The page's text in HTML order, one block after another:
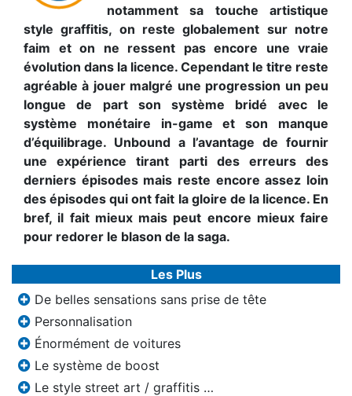
notamment sa touche artistique
style graffitis, on reste globalement sur notre
faim et on ne ressent pas encore une vraie
évolution dans la licence. Cependant le titre reste
agréable à jouer malgré une progression un peu
longue de part son système bridé avec le
système monétaire in-game et son manque
d’équilibrage. Unbound a l’avantage de fournir
une expérience tirant parti des erreurs des
derniers épisodes mais reste encore assez loin
des épisodes qui ont fait la gloire de la licence. En
bref, il fait mieux mais peut encore mieux faire
pour redorer le blason de la saga.
Les Plus
De belles sensations sans prise de tête
Personnalisation
Énormément de voitures
Le système de boost
Le style street art / graffitis …